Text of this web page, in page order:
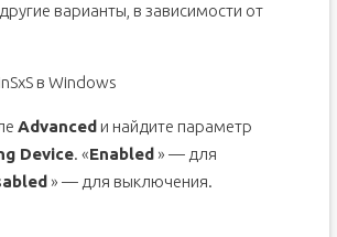
варианты, в зависимости от
в Windows
Advancedи найдите параметр
Device. «Enabled» — для
» — для выключения.